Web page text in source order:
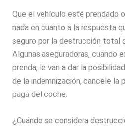
Que el vehículo esté prendado
nada en cuanto a la respuesta
seguro por la destrucción total
Algunas aseguradoras, cuando
prenda, le van a dar la
de la indemnización, cancele la
paga del coche.
¿Cuándo se considera